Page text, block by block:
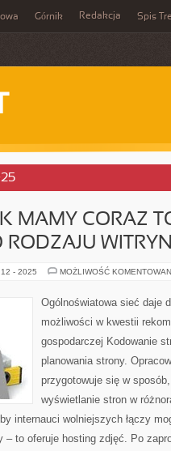
Górnik Redakcja Spis
MAMY CORAZ
RODZAJU
- 2025 MOŻLIWOŚĆ
Ogólnoświatowa sieć daje
możliwości w kwestii
gospodarczej Kodowanie
planowania strony.
przygotowuje się w
wyświetlanie stron w
internauci wolniejszych łączy
to oferuje hosting zdjęć. Po